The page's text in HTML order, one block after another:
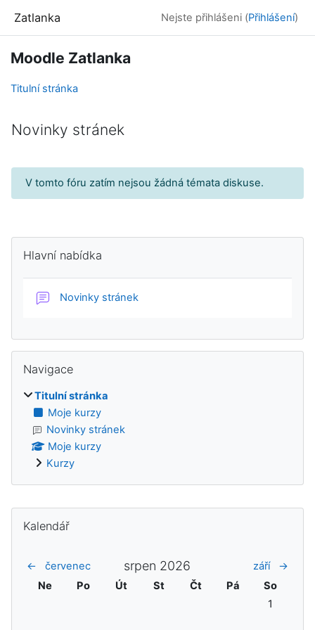
Zatlanka Nejste přihlášeni (Přihlášení)
Moodle Zatlanka
Titulní stránka
Novinky stránek
V tomto fóru zatím nejsou žádná témata diskuse.
Bloky
Hlavní nabídka
Novinky stránekFórum
Navigace
Titulní stránka
Moje kurzy
Novinky stránek
Moje kurzy
Kurzy
Kalendář
← červenec srpen 2026 září
→
Neděle
Ne Pondělí
Po Úterý
Út Středa
St Čtvrtek
Čt Pátek
Pá Sobota
So
Žádné
1